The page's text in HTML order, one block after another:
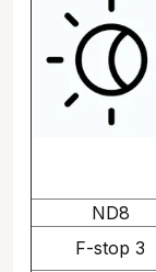
ND8
F-stop 3